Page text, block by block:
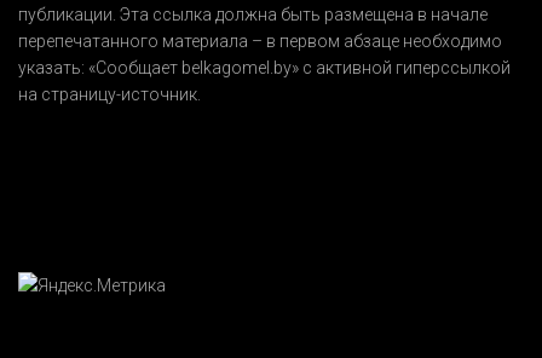
публикации. Эта ссылка должна быть размещена в начале
перепечатанного материала – в первом абзаце необходимо
указать: «Сообщает belkagomel.by» с активной гиперссылкой
на страницу-источник.